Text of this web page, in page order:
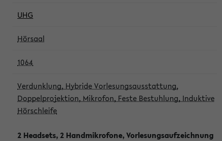
UHG
Hörsaal
1064
Verdunklung, Hybride Vorlesungsausstattung,
Doppelprojektion, Mikrofon, Feste Bestuhlung, Induktive
Hörschleife
2 Headsets, 2 Handmikrofone, Vorlesungsaufzeichnung